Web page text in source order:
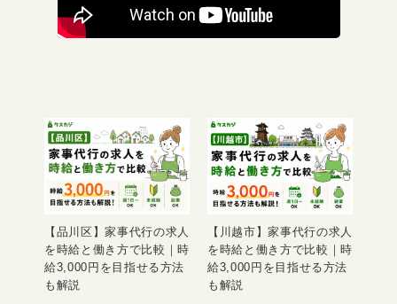
【品川区】家事代行の求人
を時給と働き方で比較｜時
給3,000円を目指せる方法
も解説
【川越市】家事代行の求人
を時給と働き方で比較｜時
給3,000円を目指せる方法
も解説